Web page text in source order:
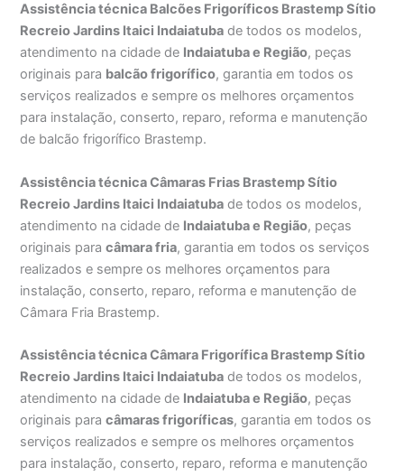
Assistência técnica Balcões Frigoríficos Brastemp Sítio
Recreio Jardins Itaici Indaiatuba de todos os modelos,
atendimento na cidade de Indaiatuba e Região, peças
originais para balcão frigorífico, garantia em todos os
serviços realizados e sempre os melhores orçamentos
para instalação, conserto, reparo, reforma e manutenção
de balcão frigorífico Brastemp.
Assistência técnica Câmaras Frias Brastemp Sítio
Recreio Jardins Itaici Indaiatuba de todos os modelos,
atendimento na cidade de Indaiatuba e Região, peças
originais paracâmara fria, garantia em todos os serviços
realizados e sempre os melhores orçamentos para
instalação, conserto, reparo, reforma e manutenção de
Câmara Fria Brastemp.
Assistência técnica Câmara Frigorífica Brastemp Sítio
Recreio Jardins Itaici Indaiatuba de todos os modelos,
atendimento na cidade de Indaiatuba e Região, peças
originais paracâmaras frigoríficas, garantia em todos os
serviços realizados e sempre os melhores orçamentos
para instalação, conserto, reparo, reforma e manutenção